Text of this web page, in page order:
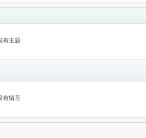
有主题
有留言